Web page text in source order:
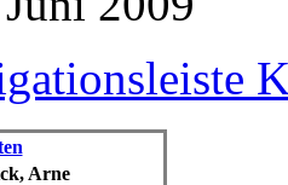
Arne